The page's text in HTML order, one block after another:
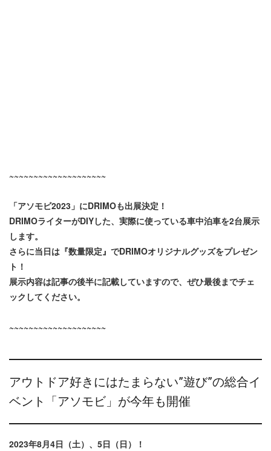
~~~~~~~~~~~~~~~~~~~~
「アソモビ2023」にDRIMOも出展決定！
DRIMOライターがDIYした、実際に使っている車中泊車を2台展示
します。
さらに当日は『数量限定』でDRIMOオリジナルグッズをプレゼン
ト！
展示内容は記事の後半に記載していますので、ぜひ最後までチェ
ックしてください。
~~~~~~~~~~~~~~~~~~~~
アウトドア好きにはたまらない”遊び”の総合イ
ベント「アソモビ」が今年も開催
2023年8月4日（土）、5日（日）！